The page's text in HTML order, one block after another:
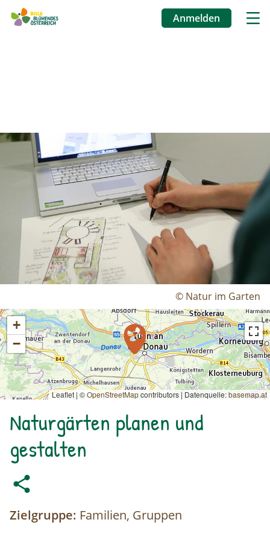
Anmelden
© Natur im Garten
+
−
Leaflet | ©OpenStreetMapcontributors | Datenquelle:basemap.at
Naturgärten planen und
gestalten
Zielgruppe: Familien, Gruppen